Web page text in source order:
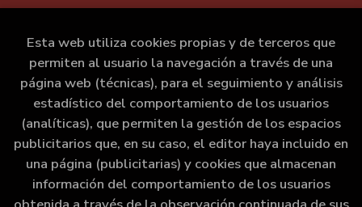
Esta web utiliza cookies propias y de terceros que
permiten al usuario la navegación a través de una
página web (técnicas), para el seguimiento y análisis
estadístico del comportamiento de los usuarios
(analíticas), que permiten la gestión de los espacios
publicitarios que, en su caso, el editor haya incluido en
una página (publicitarias) y cookies que almacenan
información del comportamiento de los usuarios